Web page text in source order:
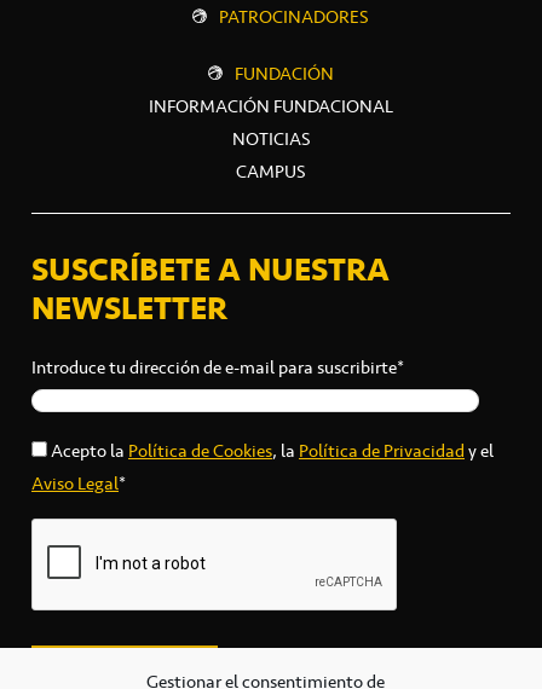
Gestionar el consentimiento de
PATROCINADORES
FUNDACIÓN
INFORMACIÓN FUNDACIONAL
NOTICIAS
CAMPUS
SUSCRÍBETE A NUESTRA
NEWSLETTER
Introduce tu dirección de e-mail para suscribirte*
Acepto laPolítica de Cookies, laPolítica de Privacidady el
Aviso Legal*